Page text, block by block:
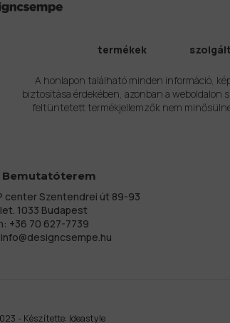
termékek
A honlapon található minden információ,
biztosítása érdekében, azonban a weboldalon
feltüntetett termékjellemzők nem
Bemutatóterem
center Szentendrei út 89-93
1033 Budapest
+36 70 627-7739
info@designcsempe.hu
- Készítette: Ideastyle